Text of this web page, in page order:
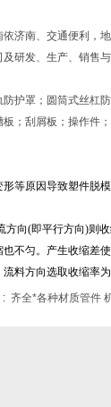
济南、交通便利，
研发、生产、销售
护罩；圆筒式丝杠
；刮屑板；操作件
等原因导致塑件脱
向(即平行方向)则
不匀。产生收缩差
料方向选取收缩率为
齐全*各种材质管件